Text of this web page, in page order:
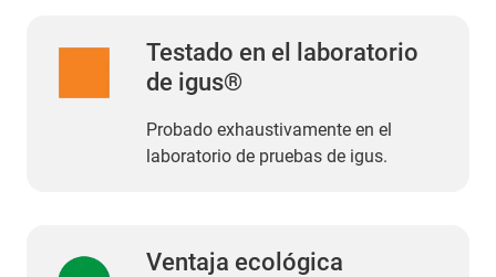
Testado en el laboratorio
de igus®
Probado exhaustivamente en el
laboratorio de pruebas de igus.
Ventaja ecológica